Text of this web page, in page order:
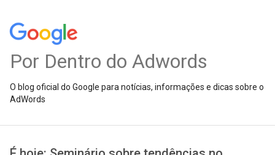
Por Dentro do Adwords
O blog oficial do Google para notícias, informações e dicas sobre o
AdWords